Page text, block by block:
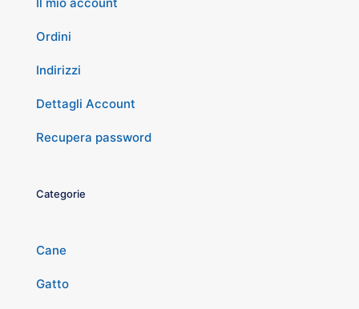
Ordini
Indirizzi
Dettagli Account
Recupera password
Categorie
Cane
Gatto